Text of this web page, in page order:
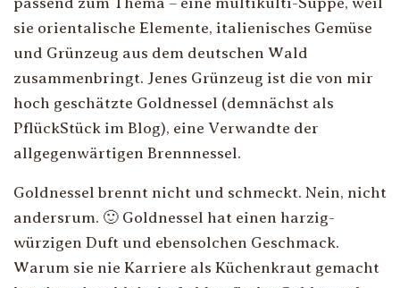
sie orientalische Elemente, italienisches Gemüse
und Grünzeug aus dem deutschen Wald
zusammenbringt. Jenes Grünzeug ist die von mir
hoch geschätzte Goldnessel (demnächst als
PflückStück im Blog), eine Verwandte der
allgegenwärtigen Brennnessel.
Goldnessel brennt nicht und schmeckt. Nein, nicht
andersrum. 🙂 Goldnessel hat einen harzig-
würzigen Duft und ebensolchen Geschmack.
Warum sie nie Karriere als Küchenkraut gemacht